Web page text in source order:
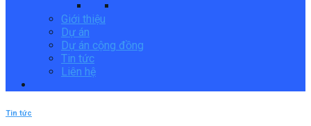
Giới thiệu
Dự án
Dự án cộng đồng
Tin tức
Liên hệ
Tin tức